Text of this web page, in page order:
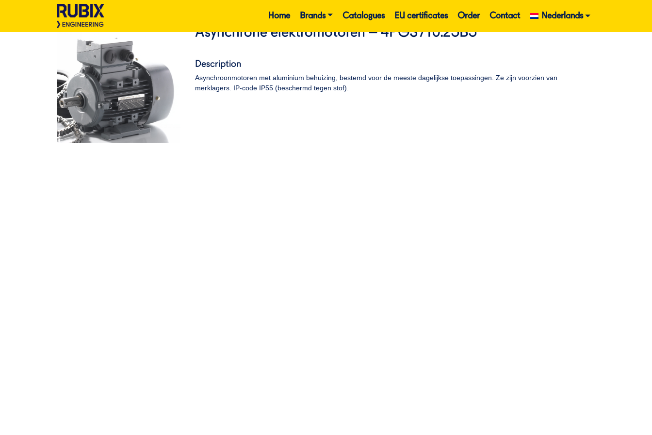
Home Brands Catalogues EU certificates Order Contact Nederlands
Asynchrone elektromotoren – 4PGS710.25B5
Description
Asynchroonmotoren met aluminium behuizing, bestemd voor de meeste dagelijkse toepassingen. Ze zijn voorzien van
merklagers. IP-code IP55 (beschermd tegen stof).